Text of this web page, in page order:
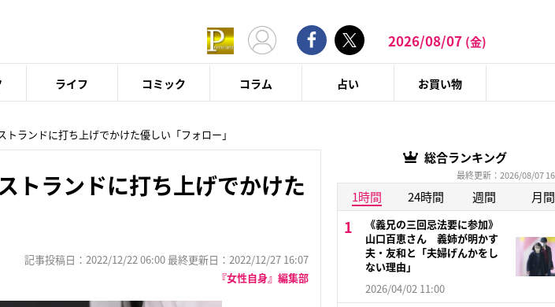
2026/08/07 (金)
ライフ コミック コラム 占い お買い物
ランドに打ち上げでかけた優しい「フォロー」
トランドに打ち上げでかけた
記事投稿日：2022/12/22 06:00 最終更新日：2022/12/27 16:07
『女性自身』編集部
総合ランキング
最終更新：2026/08/07
1時間 24時間 週間 月間
《義兄の三回忌法要に参加》
山口百恵さん 義姉が明かす
夫・友和と「夫婦げんかをし
ない理由」
2026/04/02 11:00